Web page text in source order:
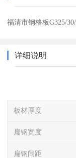
福清市钢格板G325/
详细说明
板材厚度
扁钢宽度
扁钢间距